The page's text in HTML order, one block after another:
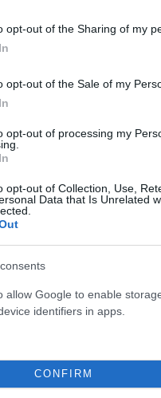
opt-out of the Sharing of my
opt-out of the Sale of my
opt-out of processing my
opt-out of Collection, Use,
Data that Is Unrelated
allow Google to enable
identifiers in apps.
CONFIRM
στην παρουσίαση του
κόσμου στο γήπεδο